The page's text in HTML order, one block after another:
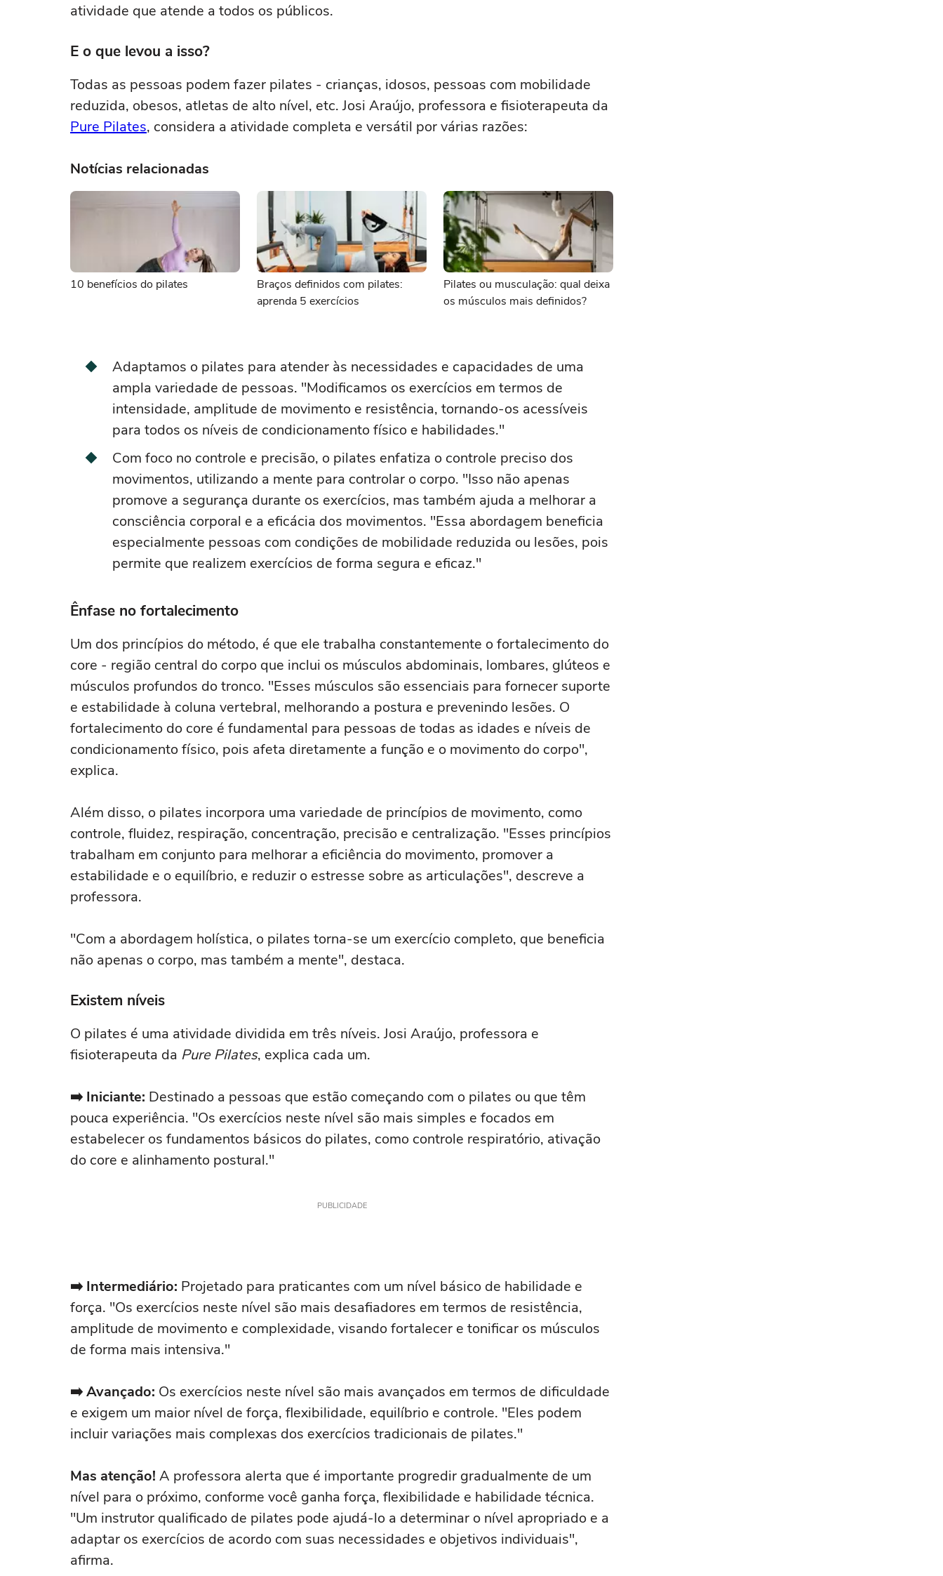
atividade que atende a todos os públicos.
E o que levou a isso?
Todas as pessoas podem fazer pilates - crianças, idosos, pessoas com mobilidade
reduzida, obesos, atletas de alto nível, etc. Josi Araújo, professora e fisioterapeuta da
Pure Pilates, considera a atividade completa e versátil por várias razões:
Notícias relacionadas
10 benefícios do pilates
Braços definidos com pilates:
aprenda 5 exercícios
Pilates ou musculação: qual deixa
os músculos mais definidos?
Adaptamos o pilates para atender às necessidades e capacidades de uma
ampla variedade de pessoas. "Modificamos os exercícios em termos de
intensidade, amplitude de movimento e resistência, tornando-os acessíveis
para todos os níveis de condicionamento físico e habilidades."
Com foco no controle e precisão, o pilates enfatiza o controle preciso dos
movimentos, utilizando a mente para controlar o corpo. "Isso não apenas
promove a segurança durante os exercícios, mas também ajuda a melhorar a
consciência corporal e a eficácia dos movimentos. "Essa abordagem beneficia
especialmente pessoas com condições de mobilidade reduzida ou lesões, pois
permite que realizem exercícios de forma segura e eficaz."
Ênfase no fortalecimento
Um dos princípios do método, é que ele trabalha constantemente o fortalecimento do
core - região central do corpo que inclui os músculos abdominais, lombares, glúteos e
músculos profundos do tronco. "Esses músculos são essenciais para fornecer suporte
e estabilidade à coluna vertebral, melhorando a postura e prevenindo lesões. O
fortalecimento do core é fundamental para pessoas de todas as idades e níveis de
condicionamento físico, pois afeta diretamente a função e o movimento do corpo",
explica.
Além disso, o pilates incorpora uma variedade de princípios de movimento, como
controle, fluidez, respiração, concentração, precisão e centralização. "Esses princípios
trabalham em conjunto para melhorar a eficiência do movimento, promover a
estabilidade e o equilíbrio, e reduzir o estresse sobre as articulações", descreve a
professora.
"Com a abordagem holística, o pilates torna-se um exercício completo, que beneficia
não apenas o corpo, mas também a mente", destaca.
Existem níveis
O pilates é uma atividade dividida em três níveis. Josi Araújo, professora e
fisioterapeuta da Pure Pilates, explica cada um.
➡️ Iniciante: Destinado a pessoas que estão começando com o pilates ou que têm
pouca experiência. "Os exercícios neste nível são mais simples e focados em
estabelecer os fundamentos básicos do pilates, como controle respiratório, ativação
do core e alinhamento postural."
PUBLICIDADE
➡️ Intermediário: Projetado para praticantes com um nível básico de habilidade e
força. "Os exercícios neste nível são mais desafiadores em termos de resistência,
amplitude de movimento e complexidade, visando fortalecer e tonificar os músculos
de forma mais intensiva."
➡️ Avançado: Os exercícios neste nível são mais avançados em termos de dificuldade
e exigem um maior nível de força, flexibilidade, equilíbrio e controle. "Eles podem
incluir variações mais complexas dos exercícios tradicionais de pilates."
Mas atenção! A professora alerta que é importante progredir gradualmente de um
nível para o próximo, conforme você ganha força, flexibilidade e habilidade técnica.
"Um instrutor qualificado de pilates pode ajudá-lo a determinar o nível apropriado e a
adaptar os exercícios de acordo com suas necessidades e objetivos individuais",
afirma.